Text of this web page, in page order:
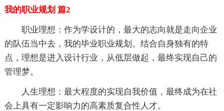
我的职业规划 篇2
职业理想：作为学设计的，最大的志向就是走向企业
的队伍当中去，我的毕业职业规划。结合自身独有的特
点，理想是进入设计行业，从低层做起，最终实现自己的
管理梦。
人生理想：最大程度的实现自我价值，最终成为在社
会上具有一定影响力的高素质复合性人才。